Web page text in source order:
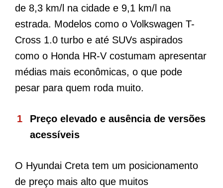
de 8,3 km/l na cidade e 9,1 km/l na
estrada. Modelos como o Volkswagen T-
Cross 1.0 turbo e até SUVs aspirados
como o Honda HR-V costumam apresentar
médias mais econômicas, o que pode
pesar para quem roda muito.
Preço elevado e ausência de versões
acessíveis
O Hyundai Creta tem um posicionamento
de preço mais alto que muitos